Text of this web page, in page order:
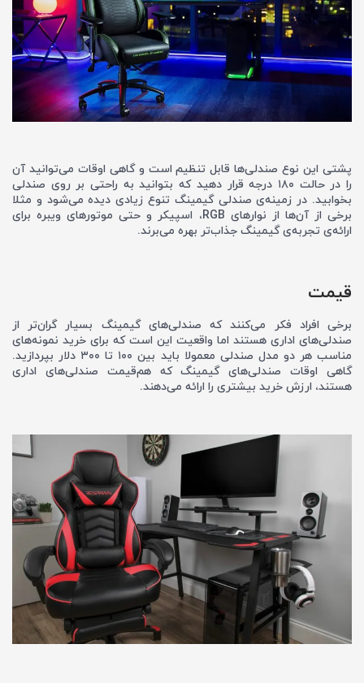
پشتی این نوع صندلی‌ها قابل تنظیم است و گاهی اوقات می‌توانید آن
را در حالت ۱۸۰ درجه قرار دهید که بتوانید به راحتی بر روی صندلی
بخوابید. در زمینه‌ی صندلی گیمینگ تنوع زیادی دیده می‌شود و مثلا
برخی از آن‌ها از نوار‌های RGB، اسپیکر و حتی موتورهای ویبره برای
ارائه‌ی تجربه‌ی گیمینگ جذاب‌تر بهره می‌برند.
قیمت
برخی افراد فکر می‌کنند که صندلی‌های گیمینگ بسیار گران‌تر از
صندلی‌های اداری هستند اما واقعیت این است که برای خرید نمونه‌های
مناسب هر دو مدل صندلی معمولا باید بین ۱۰۰ تا ۳۰۰ دلار بپردازید.
گاهی اوقات صندلی‌های گیمینگ که هم‌قیمت صندلی‌های اداری
هستند، ارزش خرید بیشتری را ارائه می‌دهند.